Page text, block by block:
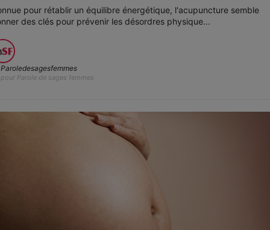
pour rétablir un équilibre énergétique, l'acupuncture semble
des clés pour prévenir les désordres physique...
Paroledesagesfemmes
pour Parole de sages femmes